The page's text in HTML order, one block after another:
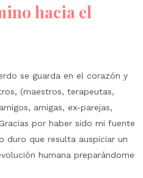
hacia el
se guarda en el corazón y
(maestros, terapeutas,
amigas, ex-parejas,
por haber sido mi fuente
duro que resulta auspiciar un
humana preparándome